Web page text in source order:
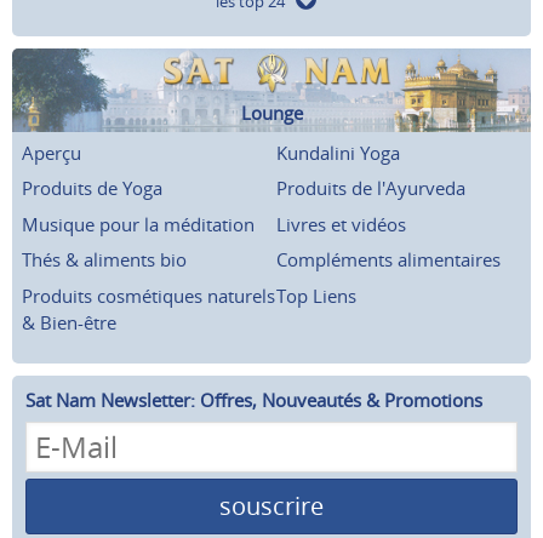
Lounge
Aperçu
Kundalini Yoga
Produits de Yoga
Produits de l'Ayurveda
Musique pour la méditation
Livres et vidéos
Thés & aliments bio
Compléments alimentaires
Produits cosmétiques naturels
& Bien-être
Top Liens
Sat Nam Newsletter: Offres, Nouveautés & Promotions
souscrire